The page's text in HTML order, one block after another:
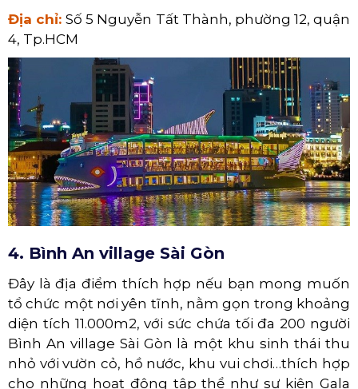
Địa chỉ:Số 5 Nguyễn Tất Thành, phường 12, quận
4, Tp.HCM
4. Bình An village Sài Gòn
Đây là địa điểm thích hợp nếu bạn mong muốn
tổ chức một nơi yên tĩnh, nằm gọn trong khoảng
diện tích 11.000m2, với sức chứa tối đa 200 người
Bình An village Sài Gòn là một khu sinh thái thu
nhỏ với vườn cỏ, hồ nước, khu vui chơi…thích hợp
cho những hoạt động tập thể như sự kiện Gala